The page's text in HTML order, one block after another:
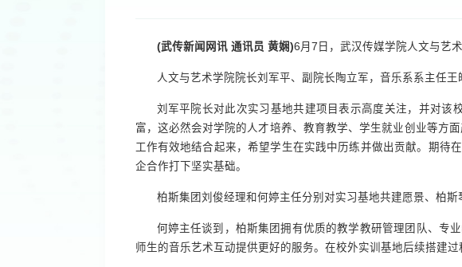
(武传新闻网讯 通讯员 黄娴)6月7日，武汉传媒学院人文与艺
人文与艺术学院院长刘军平、副院长陶立军，音乐系系主任
刘军平院长对此次实习基地共建项目表示高度关注，并对该
富，这必然会对学院的人才培养、教育教学、学生就业创业等方
工作有效地结合起来，希望学生在实践中历练并做出贡献。期待
企合作打下坚实基础。
柏斯集团刘俊经理和何婷主任分别对实习基地共建愿景、柏斯
何婷主任谈到，柏斯集团拥有优质的教学教研管理团队、专
师生的音乐艺术互动提供更好的服务。在校外实训基地后续搭建